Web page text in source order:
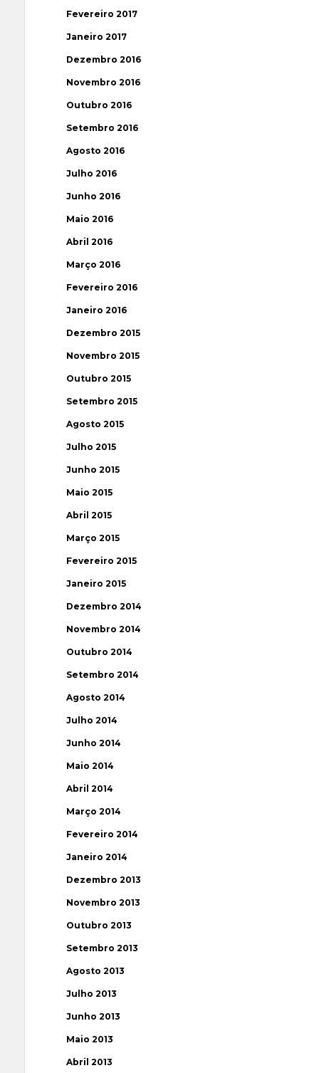
Fevereiro 2017
Janeiro 2017
Dezembro 2016
Novembro 2016
Outubro 2016
Setembro 2016
Agosto 2016
Julho 2016
Junho 2016
Maio 2016
Abril 2016
Março 2016
Fevereiro 2016
Janeiro 2016
Dezembro 2015
Novembro 2015
Outubro 2015
Setembro 2015
Agosto 2015
Julho 2015
Junho 2015
Maio 2015
Abril 2015
Março 2015
Fevereiro 2015
Janeiro 2015
Dezembro 2014
Novembro 2014
Outubro 2014
Setembro 2014
Agosto 2014
Julho 2014
Junho 2014
Maio 2014
Abril 2014
Março 2014
Fevereiro 2014
Janeiro 2014
Dezembro 2013
Novembro 2013
Outubro 2013
Setembro 2013
Agosto 2013
Julho 2013
Junho 2013
Maio 2013
Abril 2013